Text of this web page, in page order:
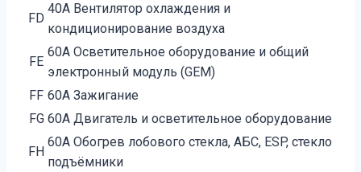
FD
40А Вентилятор охлаждения и
кондиционирование воздуха
FE
60А Осветительное оборудование и общий
электронный модуль (GEM)
FF 60А Зажигание
FG 60А Двигатель и осветительное оборудование
FH
60А Обогрев лобового стекла, АБС, ESP, стекло
подъёмники